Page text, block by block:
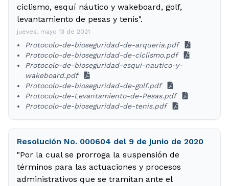
ciclismo, esquí náutico y wakeboard, golf,
levantamiento de pesas y tenis".
jueves, mayo 13 de 2021
Protocolo-de-bioseguridad-de-arqueria.pdf
Protocolo-de-bioseguridad-de-ciclismo.pdf
Protocolo-de-bioseguridad-esqui-nautico-y-
wakeboard.pdf
Protocolo-de-bioseguridad-de-golf.pdf
Protocolo-de-Levantamiento-de-Pesas.pdf
Protocolo-de-bioseguridad-de-tenis.pdf
Resolución No. 000604 del 9 de junio de 2020
"Por la cual se prorroga la suspensión de
términos para las actuaciones y procesos
administrativos que se tramitan ante el